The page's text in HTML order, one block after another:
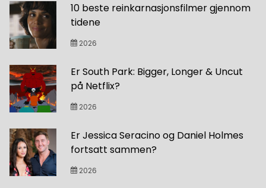
10 beste reinkarnasjonsfilmer gjennom
tidene
2026
Er South Park: Bigger, Longer & Uncut
på Netflix?
2026
Er Jessica Seracino og Daniel Holmes
fortsatt sammen?
2026